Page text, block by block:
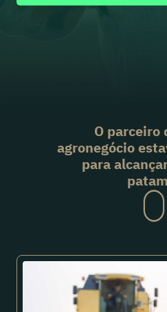
O parceiro
agronegócio
para